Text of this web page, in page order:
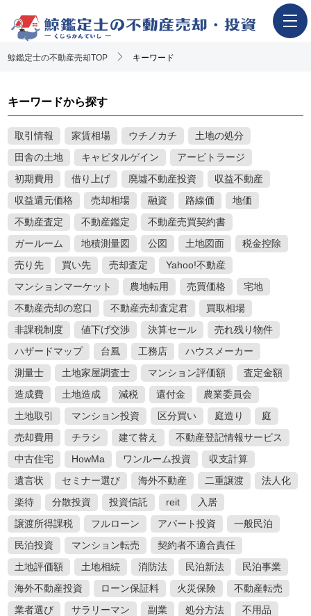
ホーム
一押し査定業者一覧
アンケート調査概要
不動産売却体験談
執筆・監修者
おすすめ記事
Youtube解説記事
キーワード検索
ここ1ヶ月の人気記事
1
家や庭が広いメリット・デメリットと
固定資産税を減らすための活用方法
2020.10.01
2
土地や建物の不動産を学校法人に個人
が売却した時の税金特例とポイント
2020.09.23
鯨鑑定士の不動産売却TOP キーワード
キーワードから探す
取引情報 家賃相場 ウチノカチ
土地の処分
田舎の土地
キャピタルゲイン
アービトラージ
初期費用
借り上げ 廃墟不動産投資
収益不動産
収益還元価格
売却相場 融資 路線価
地価
不動産査定
不動産鑑定
不動産売買契約書
ガールーム
地積測量図 公図 土地図面
税金控除
売り先
買い先 売却査定
Yahoo!不動産
マンションマーケット
農地転用 売買価格
宅地
不動産売却の窓口
不動産売却査定君
買取相場
非課税制度
値下げ交渉 決算セール
売れ残り物件
ハザードマップ
台風 工務店
ハウスメーカー
測量士
土地家屋調査士 マンション評価額
査定金額
造成費
土地造成 減税 還付金
農業委員会
土地取引
マンション投資 区分買い 庭造り
庭
売却費用
チラシ 建て替え
不動産登記情報サービス
中古住宅
HowMa ワンルーム投資
収支計算
遺言状
セミナー選び 海外不動産 二重譲渡
法人化
楽待
分散投資 投資信託 reit
入居
譲渡所得課税
フルローン アパート投資
一般民泊
民泊投資
マンション転売
契約者不適合責任
土地評価額
土地相続 消防法 民泊新法
民泊事業
海外不動産投資
ローン保証料 火災保険
不動産転売
業者選び
サラリーマン 副業 処分方法
不用品